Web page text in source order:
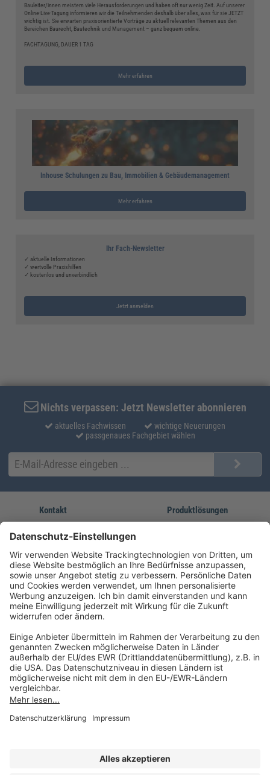
Bauleiter/innen meistern viele Herausforderungen und haben oft nur wenig Zeit. Auf unserer
Online-Live-Tagung informieren wir die Teilnehmenden deshalb über alles, was für sie JETZT
wichtig ist. Sie erwarten praxisorientierte Vorträge zu aktuell relevanten Themen aus den
Bereichen Baurecht, Bautechnik und Management – ganz bequem online.
FACHTAGUNG, DAUER 1 TAG
Mehr erfahren
Inhouse Schulungen zu Bau, Immobilien & Gebäudemanagement
Mehr erfahren
Ihr Fach-Newsletter
✓ aktuelle Informationen
✓ wertvolle Praxishilfen
✓ kostenlos und unverbindlich
Jetzt anmelden
Nichts verpassen: Jetzt Newsletter abonnieren
aktuelles Fachwissen
wichtige Neuerungen
passgenaues Fachgebiet wählen
Kontakt
service@forum-verlag.com
Mo-Do 07:30 - 17:00 Uhr
Fr 07:30 - 15:00 Uhr
Produktlösungen
Unsere Marken
Folgen Sie uns
Impressum
Datenschutz